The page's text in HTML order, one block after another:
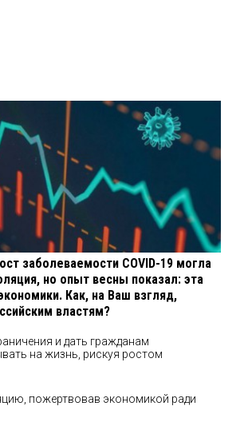
заболеваемости COVID-19 могла
но опыт весны показал: эта
Как, на Ваш взгляд,
властям?
и дать гражданам
на жизнь, рискуя ростом
пожертвовав экономикой ради